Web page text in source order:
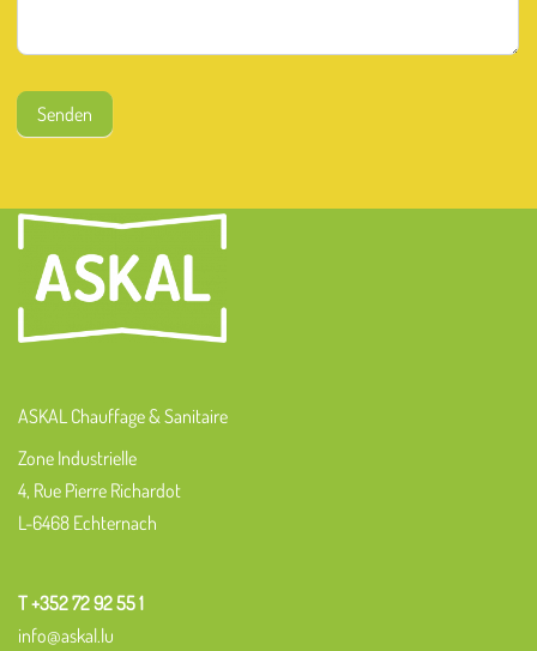
Senden
ASKAL Chauffage & Sanitaire
Zone Industrielle
4, Rue Pierre Richardot
L-6468 Echternach
T +352 72 92 55 1
info@askal.lu